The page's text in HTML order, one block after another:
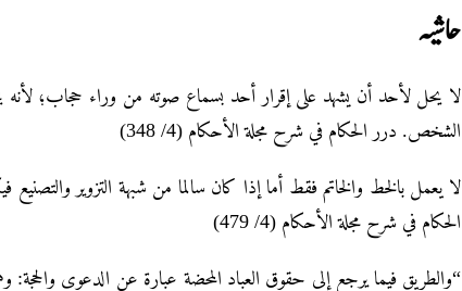
حاشيہ
لا يحل لأحد أن يشهد على إقرار أحد بسماع صوته من وراء حجاب؛
الشخص. درر الحكام في شرح مجلة الأحكام (4/ 348)
لا يعمل بالخط والخاتم فقط أما إذا كان سالما من شبهة التزوير
الحكام في شرح مجلة الأحكام (4/ 479)
“والطريق فيما يرجع إلى حقوق العباد المحضة عبارة عن الدعوى والحجة: